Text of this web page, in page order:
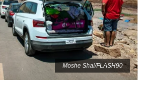
Moshe Shai/FLASH90